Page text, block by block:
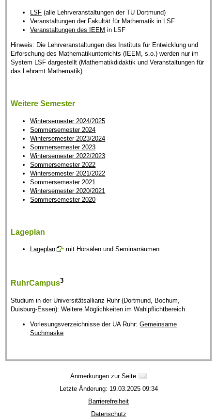
LSF (alle Lehrveranstaltungen der TU Dortmund)
Veranstaltungen der Fakultät für Mathematik in LSF
Veranstaltungen des IEEM in LSF
Hinweis: Die Lehrveranstaltungen des Instituts für Entwicklung und
Erforschung des Mathematikunterrichts (IEEM, s.o.) werden nur im
System LSF dargestellt (Mathematikdidaktik und Veranstaltungen für
das Lehramt Mathematik).
Weitere Semester
Wintersemester 2024/2025
Sommersemester 2024
Wintersemester 2023/2024
Sommersemester 2023
Wintersemester 2022/2023
Sommersemester 2022
Wintersemester 2021/2022
Sommersemester 2021
Wintersemester 2020/2021
Sommersemester 2020
Lageplan
Lageplan mit Hörsälen und Seminarräumen
RuhrCampus3
Studium in der Universitätsallianz Ruhr (Dortmund, Bochum,
Duisburg-Essen): Weitere Möglichkeiten im Wahlpflichtbereich
Vorlesungsverzeichnisse der UA Ruhr:Gemeinsame
Suchmaske
Anmerkungen zur Seite
Letzte Änderung: 19.03.2025 09:34
Barrierefreiheit
Datenschutz